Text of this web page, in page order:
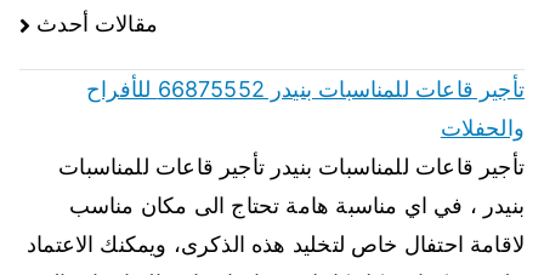
مقالات أحدث
تأجير قاعات للمناسبات بنيدر 66875552 للأفراح
والحفلات
تأجير قاعات للمناسبات بنيدر تأجير قاعات للمناسبات
بنيدر ، في اي مناسبة هامة تحتاج الى مكان مناسب
لاقامة احتفال خاص لتخليد هذه الذكرى، ويمكنك الاعتماد